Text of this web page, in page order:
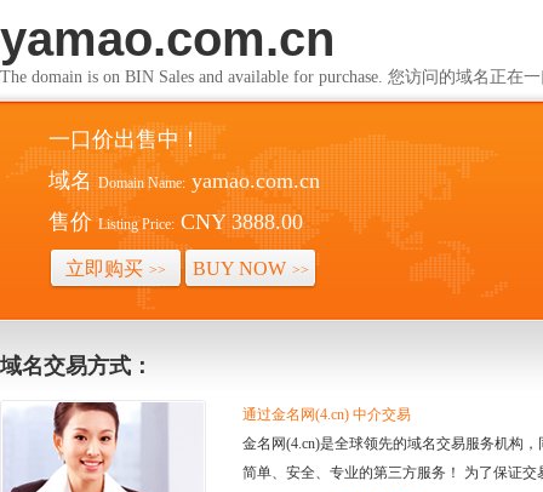
yamao.com.cn
The domain is on BIN Sales and available for purchase. 您访问的域名正在
一口价出售中！
域名 Domain Name: yamao.com.cn
售价 Listing Price: CNY 3888.00
立即购买 >> BUY NOW >>
域名交易方式：
通过金名网(4.cn) 中介交易
金名网(4.cn)是全球领先的域名交易服务机构
简单、安全、专业的第三方服务！ 为了保证